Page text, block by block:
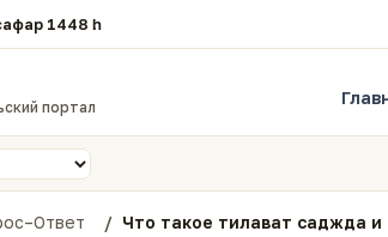
1448 һ.
портал
Что такое тилават саджда и